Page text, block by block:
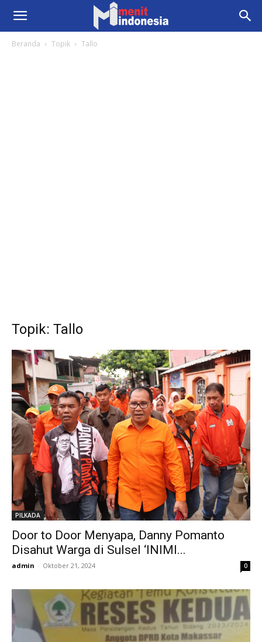
Beranda Topik Tallo
Topik: Tallo
PILKADA
Door to Door Menyapa, Danny Pomanto
Disahut Warga di Sulsel ‘INIMI...
admin - Oktober 21, 2024 0